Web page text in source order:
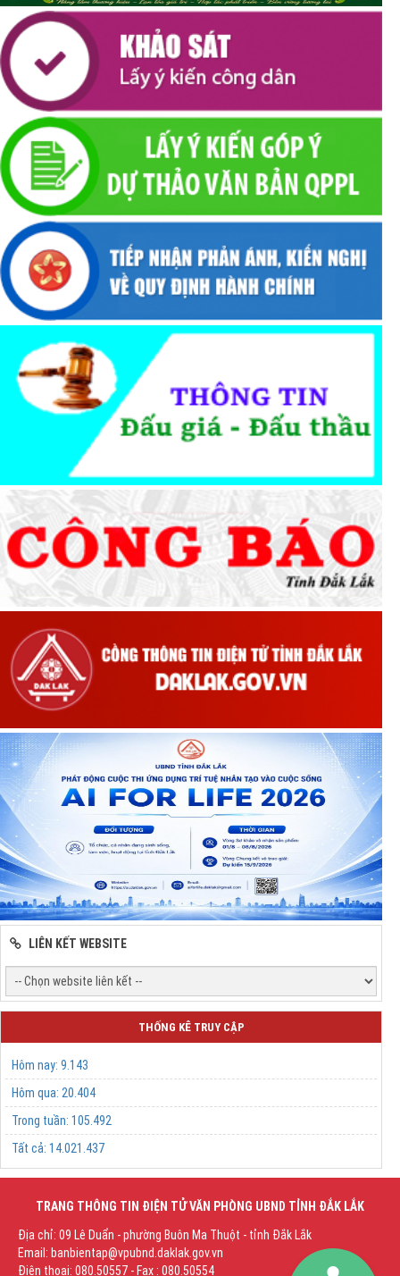
LIÊN KẾT WEBSITE
THỐNG KÊ TRUY CẬP
Hôm nay: 9.143
Hôm qua: 20.404
Trong tuần: 105.492
Tất cả: 14.021.437
TRANG THÔNG TIN ĐIỆN TỬ VĂN PHÒNG UBND TỈNH ĐẮK LẮK
Địa chỉ: 09 Lê Duẩn - phường Buôn Ma Thuột - tỉnh Đắk Lắk
Email: banbientap@vpubnd.daklak.gov.vn
Điện thoại: 080.50557 - Fax : 080.50554